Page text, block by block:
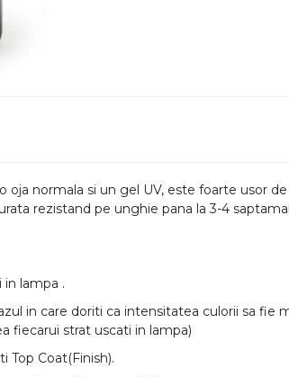
oja normala si un gel UV, este foarte usor
rezistand pe unghie pana la 3-4
in lampa .
in care doriti ca intensitatea culorii sa fie
fiecarui strat uscati in lampa)
Top Coat(Finish).